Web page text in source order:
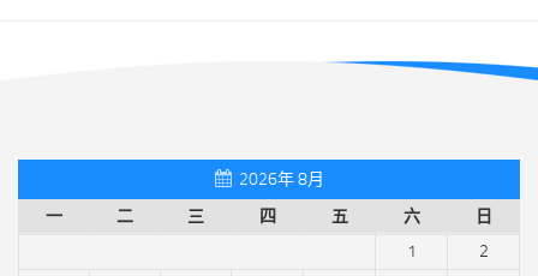
2026年 8月
一
二 三 四 五 六 日
1
2